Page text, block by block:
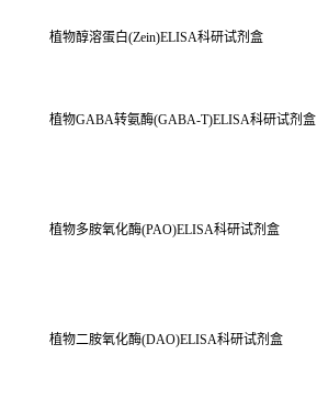
植物醇溶蛋白(Zein)ELISA科研试剂盒
植物GABA转氨酶(GABA-T)ELISA科研试剂盒
植物多胺氧化酶(PAO)ELISA科研试剂盒
植物二胺氧化酶(DAO)ELISA科研试剂盒